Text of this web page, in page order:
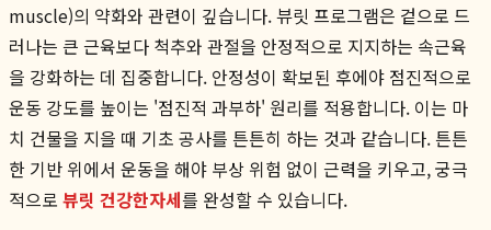
muscle)의 약화와 관련이 깊습니다. 뷰릿 프로그램은 겉으로 드
러나는 큰 근육보다 척추와 관절을 안정적으로 지지하는 속근육
을 강화하는 데 집중합니다. 안정성이 확보된 후에야 점진적으로
운동 강도를 높이는 '점진적 과부하' 원리를 적용합니다. 이는 마
치 건물을 지을 때 기초 공사를 튼튼히 하는 것과 같습니다. 튼튼
한 기반 위에서 운동을 해야 부상 위험 없이 근력을 키우고, 궁극
적으로 뷰릿 건강한자세를 완성할 수 있습니다.